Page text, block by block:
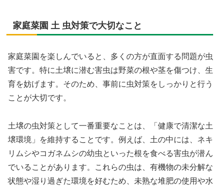
家庭菜園 土 虫対策で大切なこと
家庭菜園を楽しんでいると、多くの方が直面する問題が虫
害です。特に土壌に潜む害虫は野菜の根や茎を傷つけ、生
育を妨げます。そのため、事前に虫対策をしっかりと行う
ことが大切です。
土壌の虫対策として一番重要なことは、「健康で清潔な土
壌環境」を維持することです。例えば、土の中には、ネキ
リムシやコガネムシの幼虫といった根を食べる害虫が潜ん
でいることがあります。これらの虫は、有機物の未分解な
状態や湿り過ぎた環境を好むため、未熟な堆肥の使用や水